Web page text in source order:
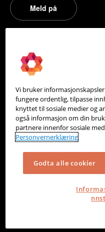
Meld på
Om oss
Partneroversikt
Integrasjoner
Hjelpesenter
Kontakt oss
Personvern
Informasjonskapsler
Vi bruker
fungere ordentlig, tilpasse
knyttet til sosiale medier og
også informasjon om din
partnere innenfor sosiale
Personvernerklæring
Godta alle cookier